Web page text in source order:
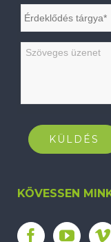
KÖVESSEN